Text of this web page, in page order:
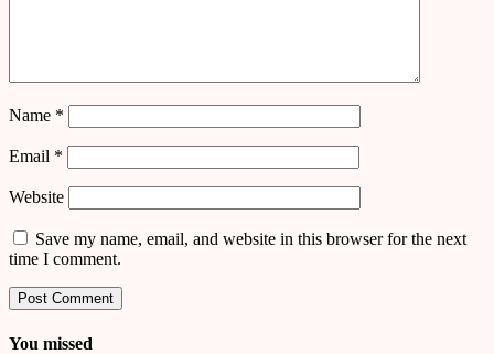
Name *
Email *
Website
Save my name, email, and website in this browser for the next
time I comment.
You missed